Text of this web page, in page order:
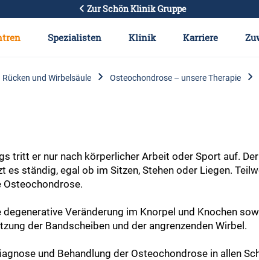
Zur Schön Klinik Gruppe
Spezialisten Klinik Karriere
Rücken und Wirbelsäule Osteochondrose – unsere Therapie
tritt er nur nach körperlicher Arbeit oder Sport auf.
es ständig, egal ob im Sitzen, Stehen oder Liegen.
Osteochondrose.
Veränderung im Knorpel und Knochen
der Bandscheiben und der angrenzenden Wirbel.
und Behandlung der Osteochondrose in allen